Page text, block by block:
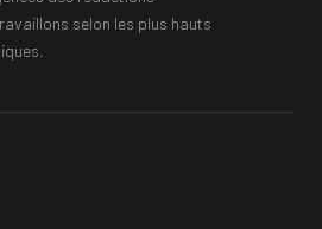
selon les plus hauts